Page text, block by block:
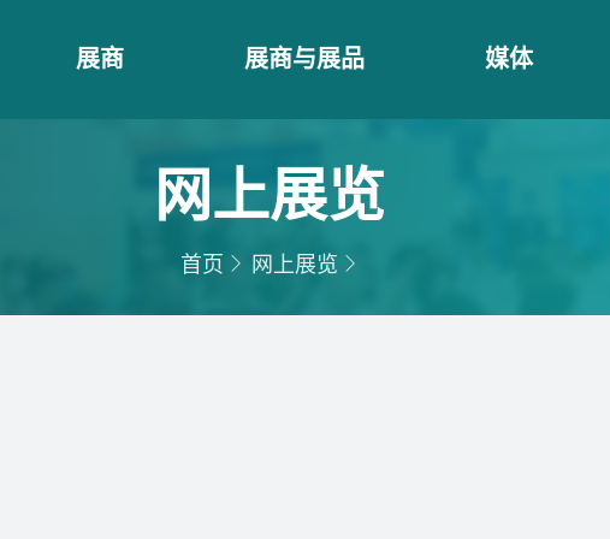
展商 展商与展品 媒体
网上展览
首页 网上展览